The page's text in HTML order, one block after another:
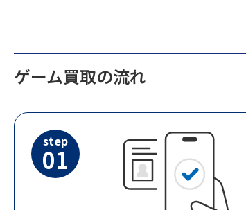
ゲーム買取の流れ
step
01